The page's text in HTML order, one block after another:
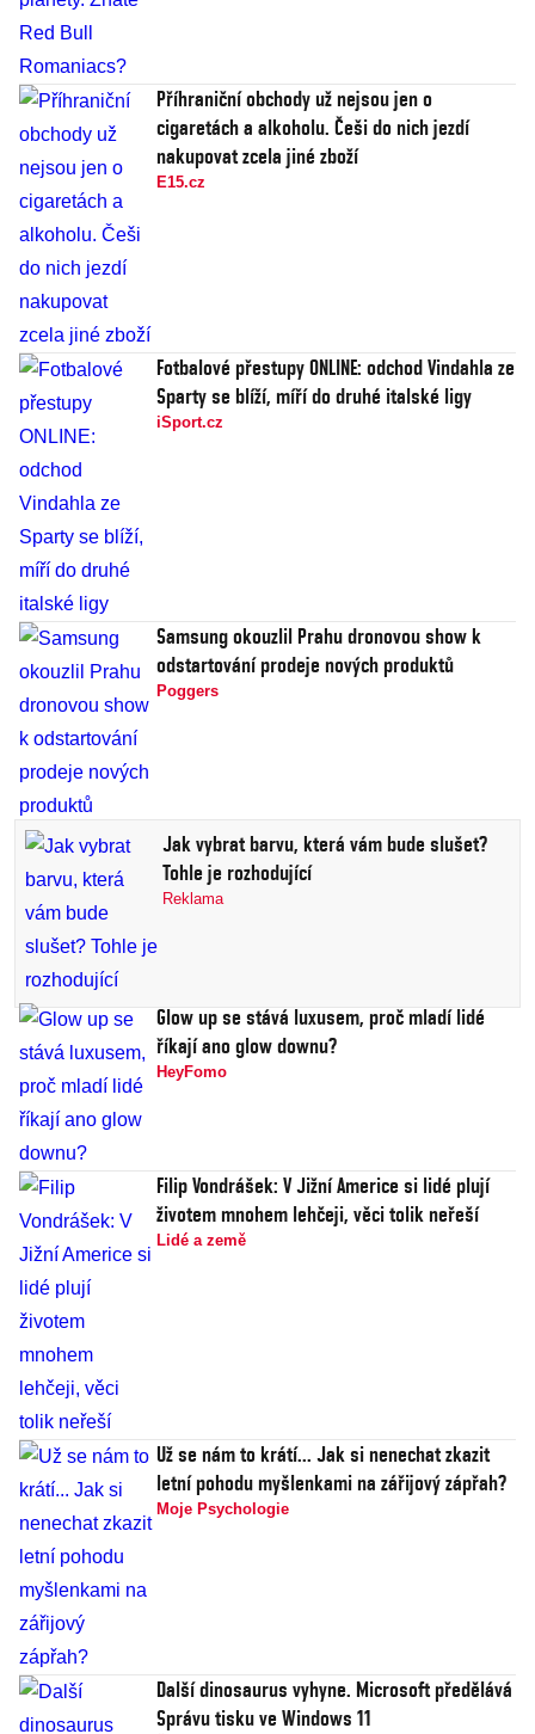
Příhraniční obchody už nejsou jen o
cigaretách a alkoholu. Češi do nich jezdí
nakupovat zcela jiné zboží
E15.cz
Fotbalové přestupy ONLINE: odchod Vindahla ze
Sparty se blíží, míří do druhé italské ligy
iSport.cz
Samsung okouzlil Prahu dronovou show k
odstartování prodeje nových produktů
Poggers
Jak vybrat barvu, která vám bude slušet?
Tohle je rozhodující
Reklama
Glow up se stává luxusem, proč mladí lidé
říkají ano glow downu?
HeyFomo
Filip Vondrášek: V Jižní Americe si lidé plují
životem mnohem lehčeji, věci tolik neřeší
Lidé a země
Už se nám to krátí... Jak si nenechat zkazit
letní pohodu myšlenkami na zářijový zápřah?
Moje Psychologie
Další dinosaurus vyhyne. Microsoft předělává
Správu tisku ve Windows 11